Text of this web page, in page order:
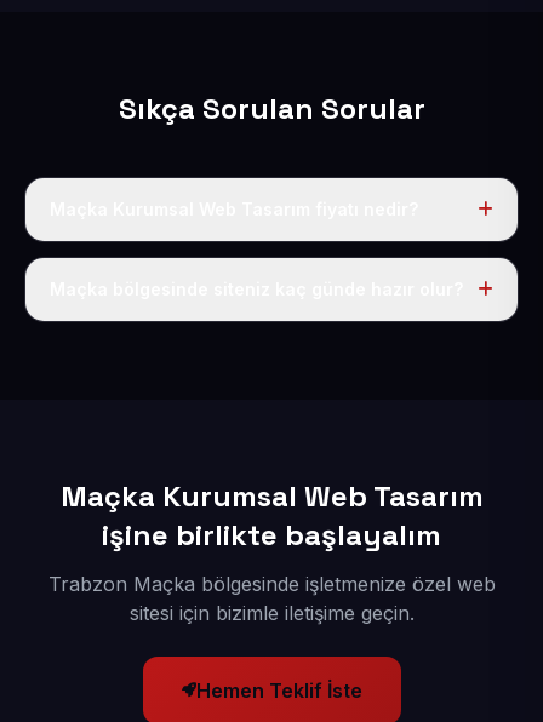
Sıkça Sorulan Sorular
Tek fiyat uygulanır: yıllık 50 USD + KDV. Bu bedele alan
Maçka Kurumsal Web Tasarım
işine birlikte başlayalım
Trabzon Maçka bölgesinde işletmenize özel web
sitesi için bizimle iletişime geçin.
Hemen Teklif İste